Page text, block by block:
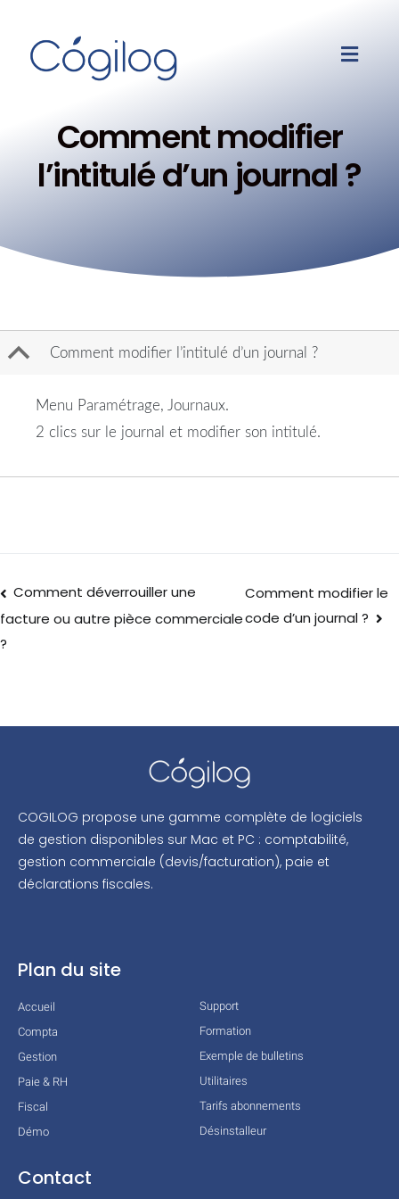
Comment modifier
l’intitulé d’un journal ?
B Comment modifier l’intitulé d’un journal ?
Menu Paramétrage, Journaux.
2 clics sur le journal et modifier son intitulé.
Comment déverrouiller une
facture ou autre pièce commerciale
?
Comment modifier le
code d’un journal ?
COGILOG propose une gamme complète de logiciels
de gestion disponibles sur Mac et PC : comptabilité,
gestion commerciale (devis/facturation), paie et
déclarations fiscales.
Plan du site
Accueil
Compta
Gestion
Paie & RH
Fiscal
Démo
Support
Formation
Exemple de bulletins
Utilitaires
Tarifs abonnements
Désinstalleur
Contact